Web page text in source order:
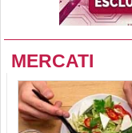
MERCATI